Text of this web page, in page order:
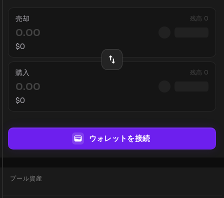
売却 残高 0
$0
購入 残高 0
$0
ウォレットを接続
プール資産